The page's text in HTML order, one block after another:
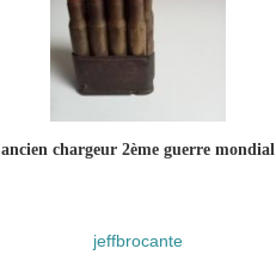
ancien chargeur 2ème guerre mondial
jeffbrocante